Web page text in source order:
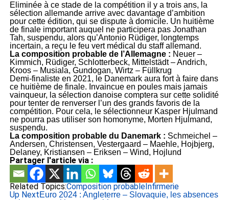
Eliminée à ce stade de la compétition il y a trois ans, la
sélection allemande arrive avec davantage d’ambition
pour cette édition, qui se dispute à domicile. Un huitième
de finale important auquel ne participera pas Jonathan
Tah, suspendu, alors qu’Antonio Rüdiger, longtemps
incertain, a reçu le feu vert médical du staff allemand.
La composition probable de l’Allemagne : Neuer –
Kimmich, Rüdiger, Schlotterbeck, Mittelstädt – Andrich,
Kroos – Musiala, Gundogan, Wirtz – Füllkrug
Demi-finaliste en 2021, le Danemark aura fort à faire dans
ce huitième de finale. Invaincue en poules mais jamais
vainqueur, la sélection danoise comptera sur cette solidité
pour tenter de renverser l’un des grands favoris de la
compétition. Pour cela, le sélectionneur Kasper Hjulmand
ne pourra pas utiliser son homonyme, Morten Hjulmand,
suspendu.
La composition probable du Danemark : Schmeichel –
Andersen, Christensen, Vestergaard – Maehle, Hojbjerg,
Delaney, Kristiansen – Eriksen – Wind, Hojlund
Partager l'article via :
Related Topics:Composition probableInfirmerie
Up NextEuro 2024 : Angleterre – Slovaquie, les absences